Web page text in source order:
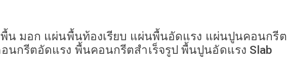
น มอก แผ่นพื้นท้องเรียบ แผ่นพื้นอัดแรง แผ่นปูนคอนก
นกรีตอัดแรง พื้นคอนกรีตสำเร็จรูป พื้นปูนอัดแรง Slab